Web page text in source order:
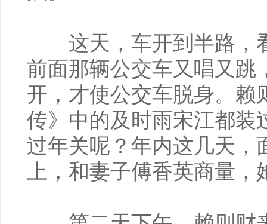
这天，车开到半路，
前面那辆公交车又唱又跳
开，才使公交车脱身。赖
传》中的及时雨宋江都装
过年关呢？年内这几天，
上，和妻子傅香英商量，